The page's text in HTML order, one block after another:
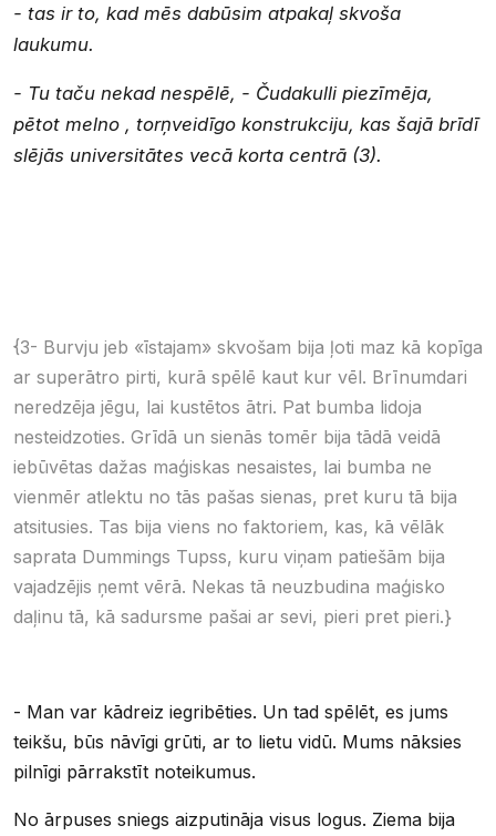
- tas ir to, kad mēs dabūsim atpakaļ skvoša
laukumu.
- Tu taču nekad nespēlē, - Čudakulli piezīmēja,
pētot melno , torņveidīgo konstrukciju, kas šajā brīdī
slējās universitātes vecā korta centrā (3).
{3- Burvju jeb «īstajam» skvošam bija ļoti maz kā kopīga
ar superātro pirti, kurā spēlē kaut kur vēl. Brīnumdari
neredzēja jēgu, lai kustētos ātri. Pat bumba lidoja
nesteidzoties. Grīdā un sienās tomēr bija tādā veidā
iebūvētas dažas maģiskas nesaistes, lai bumba ne
vienmēr atlektu no tās pašas sienas, pret kuru tā bija
atsitusies. Tas bija viens no faktoriem, kas, kā vēlāk
saprata Dummings Tupss, kuru viņam patiešām bija
vajadzējis ņemt vērā. Nekas tā neuzbudina maģisko
daļinu tā, kā sadursme pašai ar sevi, pieri pret pieri.}
- Man var kādreiz iegribēties. Un tad spēlēt, es jums
teikšu, būs nāvīgi grūti, ar to lietu vidū. Mums nāksies
pilnīgi pārrakstīt noteikumus.
No ārpuses sniegs aizputināja visus logus. Ziema bija